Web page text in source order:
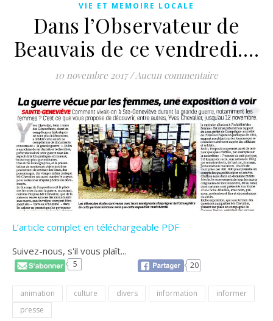
VIE ET MEMOIRE LOCALE
Dans l’Observateur de
Beauvais de ce vendredi….
10 novembre 2017 /Aucun commentaire
L’article complet en téléchargeable PDF
Suivez-nous, s'il vous plaît...
5 20
animation culture divers information
informer
presse